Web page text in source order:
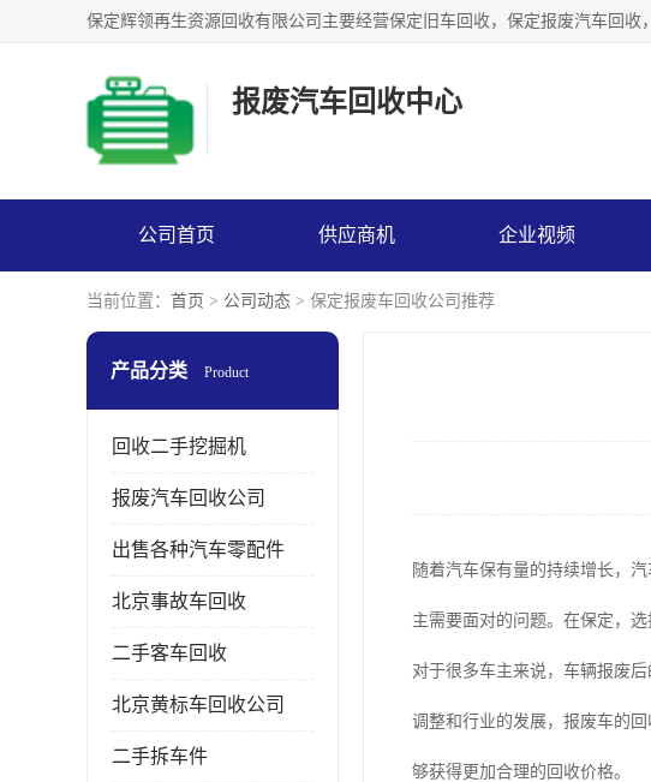
报废汽车回收中心
公司首页 供应商机 企业视频
当前位置： 首页 > 公司动态 > 保定报废车回收公司推荐
产品分类 Product
回收二手挖掘机
报废汽车回收公司
出售各种汽车零配件
北京事故车回收
二手客车回收
北京黄标车回收公司
二手拆车件
随着汽车保有量的持续增长，
主需要面对的问题。在保定，
对于很多车主来说，车辆报废
调整和行业的发展，报废车的
够获得更加合理的回收价格。